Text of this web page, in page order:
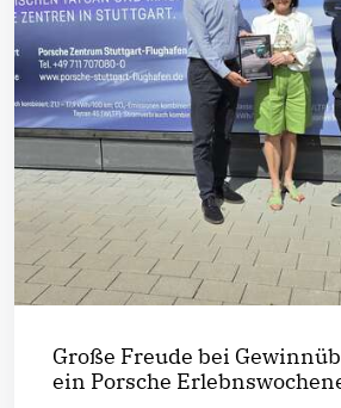
Große Freude bei
ein Porsche